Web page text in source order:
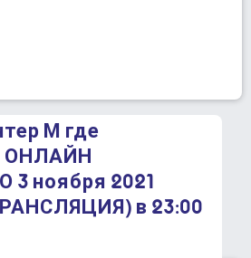
М где
ноября 2021
в 23:00